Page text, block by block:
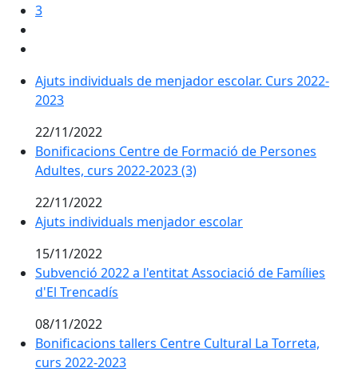
3
Ajuts individuals de menjador escolar. Curs 2022-
2023
22/11/2022
Bonificacions Centre de Formació de Persones
Adultes, curs 2022-2023 (3)
22/11/2022
Ajuts individuals menjador escolar
15/11/2022
Subvenció 2022 a l'entitat Associació de Famílies
d'El Trencadís
08/11/2022
Bonificacions tallers Centre Cultural La Torreta,
curs 2022-2023